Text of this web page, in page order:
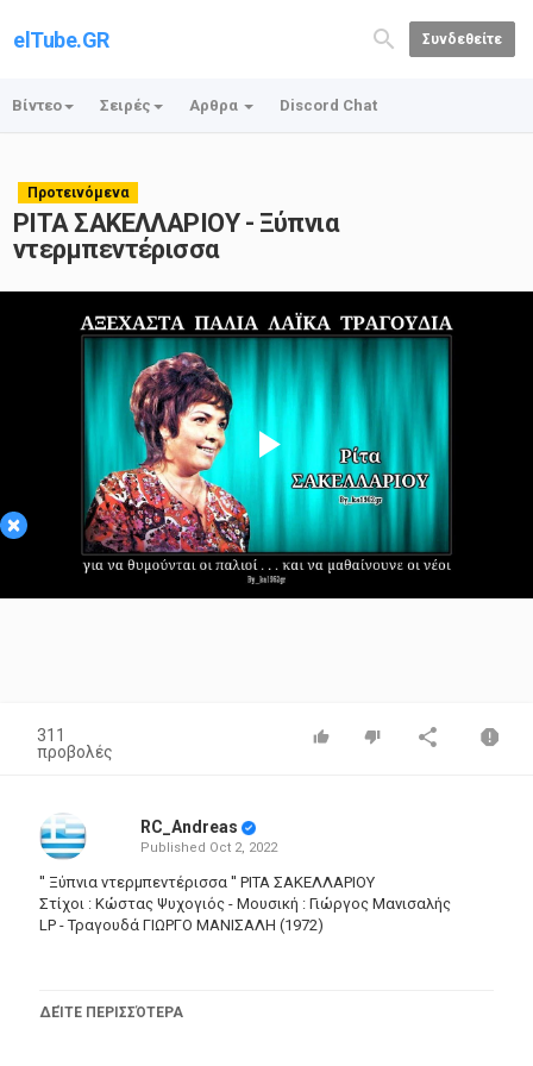
elTube.GR Συνδεθείτε
Βίντεο Σειρές Αρθρα Discord Chat
Προτεινόμενα
ΡΙΤΑ ΣΑΚΕΛΛΑΡΙΟΥ - Ξύπνια
ντερμπεντέρισσα
×
Play
Video
311
προβολές
RC_Andreas
Published Oct 2, 2022
'' Ξύπνια ντερμπεντέρισσα '' ΡΙΤΑ ΣΑΚΕΛΛΑΡΙΟΥ
Στίχοι : Κώστας Ψυχογιός - Μουσική : Γιώργος Μανισαλής
LP - Τραγουδά ΓΙΩΡΓΟ ΜΑΝΙΣΑΛΗ (1972)
Άνω κάτω θα τα κάνω
ΔΕΊΤΕ ΠΕΡΙΣΣΌΤΕΡΑ